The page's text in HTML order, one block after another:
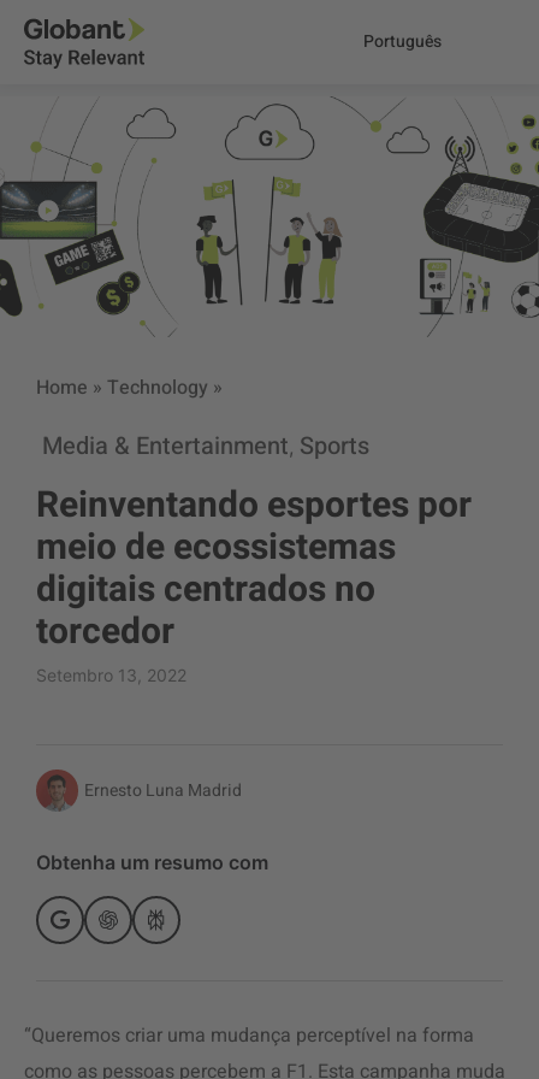
Português
Home » Technology »
Media & Entertainment, Sports
Reinventando esportes por
meio de ecossistemas
digitais centrados no
torcedor
Setembro 13, 2022
Ernesto Luna Madrid
Obtenha um resumo com
“Queremos criar uma mudança perceptível na forma
como as pessoas percebem a F1. Esta campanha muda